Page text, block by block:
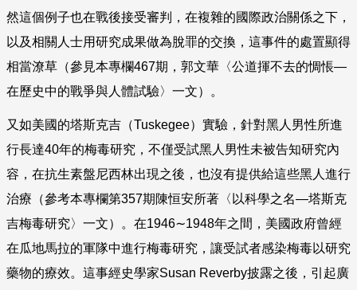
然這個例子也在戰後接受審判，在複雜的國際政治關係之下，
以及相關人士用研究成果做為脫罪的交換，這事件的處置顯得
相當潦草（參見本專欄467期，郭文華〈公道揮不去的惆悵—
在歷史中的戰爭與人體試驗〉一文）。
又如美國的塔斯克吉（Tuskegee）實驗，針對黑人男性所進
行長達40年的梅毒研究，不僅受試黑人男性未被告知研究內
容，在抗生素盤尼西林出現之後，也沒有提供給這些黑人進行
治療（參考本專欄第357期陳恒安所著〈以科學之名—塔斯克
吉梅毒研究〉一文）。在1946∼1948年之間，美國政府曾經
在瓜地馬拉的軍隊中進行梅毒研究，讓受試者感染梅毒以研究
藥物的療效。這事經史學家Susan Reverby披露之後，引起廣